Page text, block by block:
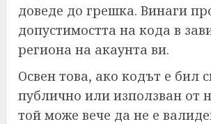
доведе до грешка. Винаги
допустимостта на кода в
региона на акаунта ви.
Освен това, ако кодът е бил
публично или използван от
той може вече да не е